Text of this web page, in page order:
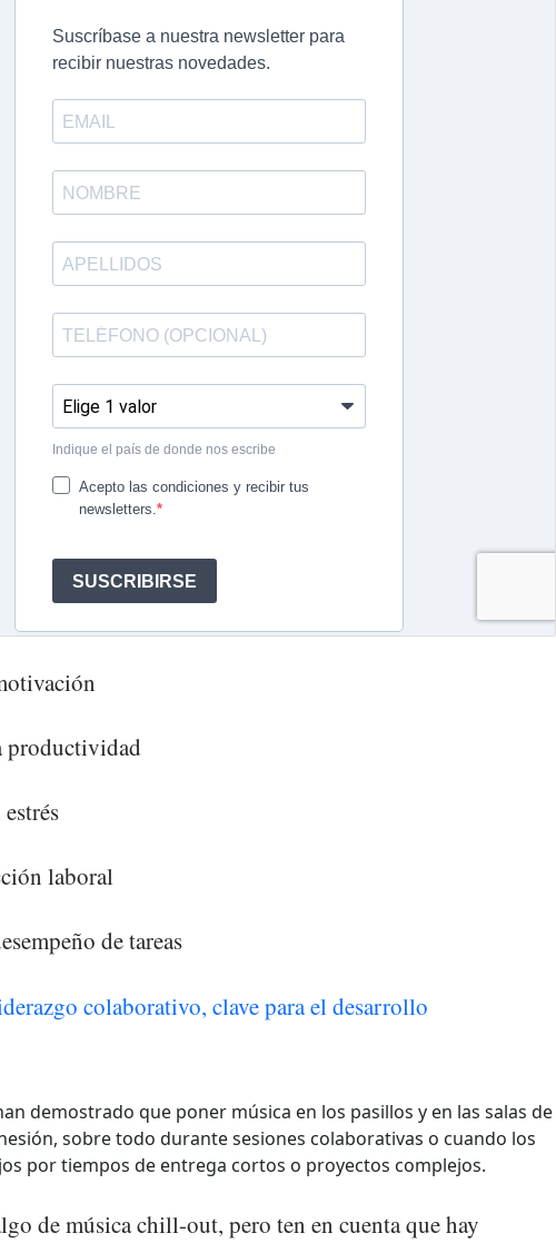
productividad
laboral
de tareas
colaborativo, clave para el desarrollo
demostrado que poner música en los pasillos y en las salas de
sobre todo durante sesiones colaborativas o cuando los
por tiempos de entrega cortos o proyectos complejos.
de música chill-out, pero ten en cuenta que hay